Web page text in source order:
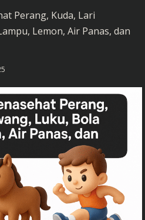
Perang, Kuda, Lari
Lemon, Air Panas, dan